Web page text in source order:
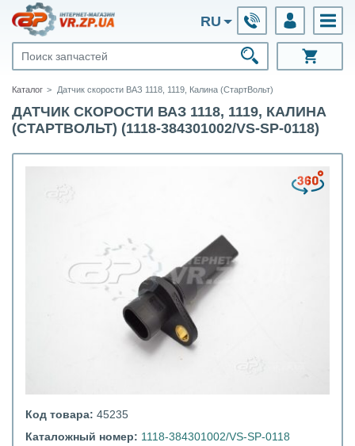
RU
Каталог Датчик скорости ВАЗ 1118, 1119, Калина (СтартВольт)
ДАТЧИК СКОРОСТИ ВАЗ 1118, 1119, КАЛИНА
(СТАРТВОЛЬТ) (1118-384301002/VS-SP-0118)
Код товара: 45235
Каталожный номер: 1118-384301002/VS-SP-0118